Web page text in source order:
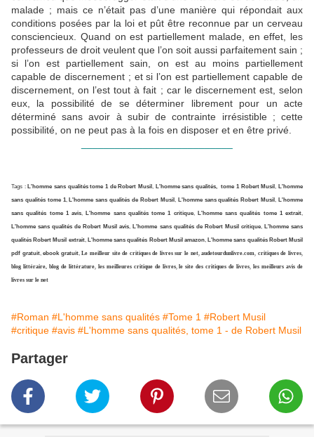
malade ; mais ce n’était pas d’une manière qui répondait aux
conditions posées par la loi et pût être reconnue par un cerveau
consciencieux. Quand on est partiellement malade, en effet, les
professeurs de droit veulent que l’on soit aussi parfaitement sain ;
si l’on est partiellement sain, on est au moins partiellement
capable de discernement ; et si l’on est partiellement capable de
discernement, on l’est tout à fait ; car le discernement est, selon
eux, la possibilité de se déterminer librement pour un acte
déterminé sans avoir à subir de contrainte irrésistible ; cette
possibilité, on ne peut pas à la fois en disposer et en être privé.
Tags : L'homme sans qualités tome 1 de Robert Musil, L'homme sans qualités, tome 1 Robert Musil, L'homme
sans qualités tome 1, L'homme sans qualités de Robert Musil , L'homme sans qualités Robert Musil, L'homme
sans qualités tome 1 avis, L'homme sans qualités tome 1 critique, L'homme sans qualités tome 1 extrait,
L'homme sans qualités de Robert Musil avis, L'homme sans qualités de Robert Musil critique, L'homme sans
qualités Robert Musil extrait, L'homme sans qualités Robert Musil amazon, L'homme sans qualités Robert Musil
pdf gratuit,ebook gratuit,Le meilleur site de critiques de livres sur le net,audetourdunlivre.com, critiques de livres,
blog littéraire, blog de littérature, les meilleures critique de livres,le site des critiques de livres,les meilleurs avis de
livres sur le net
#Roman #L'homme sans qualités #Tome 1 #Robert Musil
#critique #avis #L'homme sans qualités, tome 1 - de Robert Musil
Partager